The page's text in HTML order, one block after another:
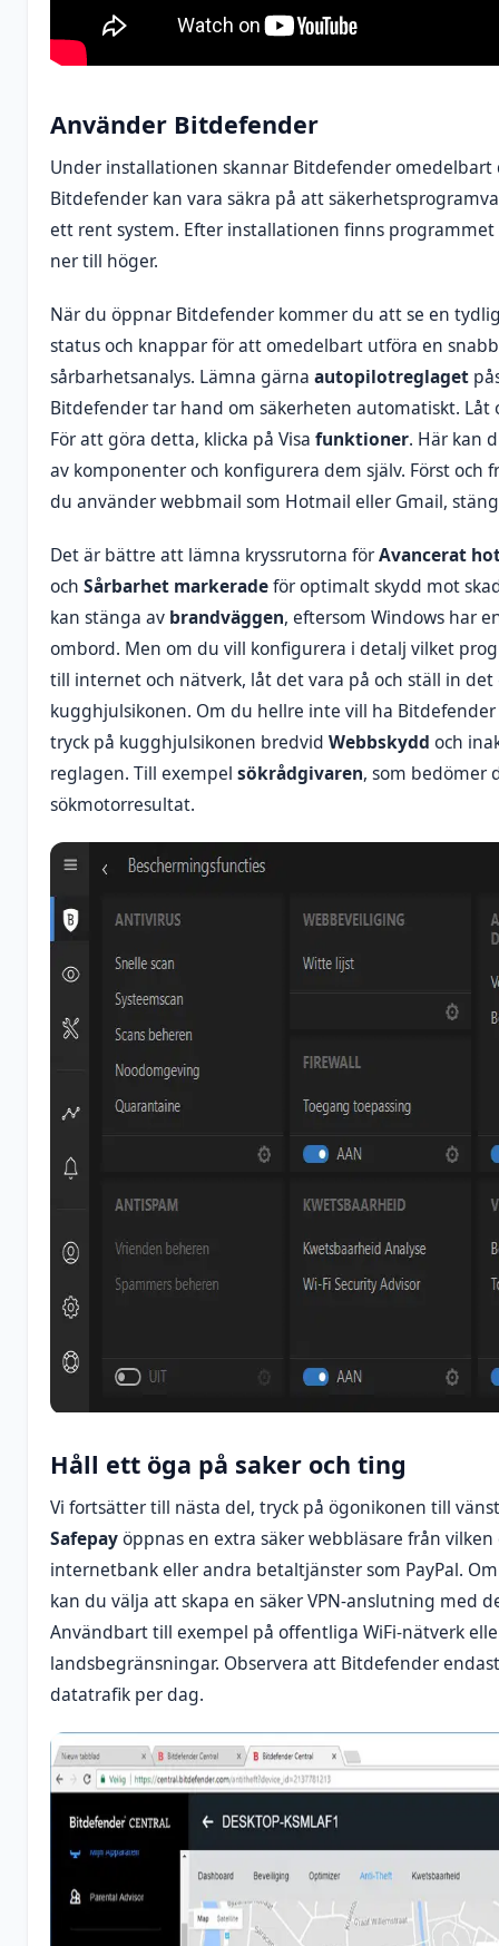
Använder Bitdefender
Under installationen skannar Bitdefender omedelbart
Bitdefender kan vara säkra på att
ett rent system. Efter installationen finns
ner till höger.
När du öppnar Bitdefender kommer du att se en
status och knappar för att omedelbart utföra en
sårbarhetsanalys. Lämna gärna autopilotreglaget
Bitdefender tar hand om säkerheten automatiskt. Låt
För att göra detta, klicka på Visa funktioner. Här kan
av komponenter och konfigurera dem själv. Först och
du använder webbmail som Hotmail eller Gmail,
Det är bättre att lämna kryssrutorna förAvancerat
och Sårbarhet markeradeför optimalt skydd mot
kan stänga av brandväggen, eftersom Windows har
ombord. Men om du vill konfigurera i detalj vilket
till internet och nätverk, låt det vara på och ställ in
kugghjulsikonen. Om du hellre inte vill ha
tryck på kugghjulsikonen bredvid Webbskydd och
reglagen. Till exempel sökrådgivaren, som bedömer
sökmotorresultat.
Håll ett öga på saker och ting
Vi fortsätter till nästa del, tryck på ögonikonen till
Safepayöppnas en extra säker webbläsare från
internetbank eller andra betaltjänster som PayPal.
kan du välja att skapa en säker VPN-anslutning med
Användbart till exempel på offentliga WiFi-nätverk
landsbegränsningar. Observera att Bitdefender
datatrafik per dag.